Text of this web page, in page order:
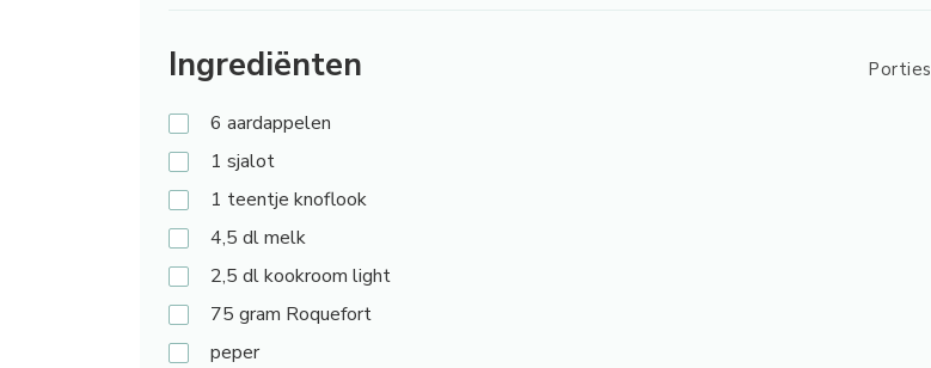
Ingrediënten Porties
6 aardappelen
1 sjalot
1 teentje knoflook
4,5 dl melk
2,5 dl kookroom light
75 gram Roquefort
peper